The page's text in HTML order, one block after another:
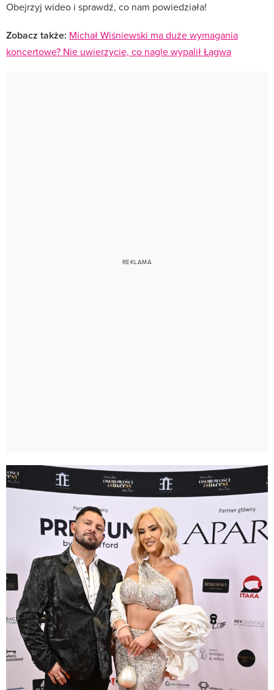
Obejrzyj wideo i sprawdź, co nam powiedziała!
Zobacz także: Michał Wiśniewski ma duże wymagania
koncertowe? Nie uwierzycie, co nagle wypalił Łągwa